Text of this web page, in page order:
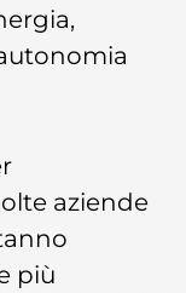
aziende
più